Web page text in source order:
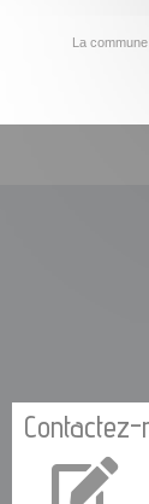
La
Contactez-